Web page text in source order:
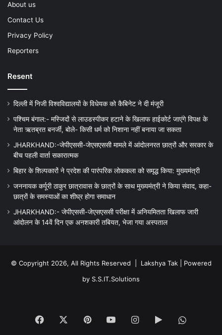
About us
Contact Us
Privacy Policy
Reporters
Resent
दिल्ली में निजी विश्वविद्यालयों के विधेयक को कैबिनेट ने दी मंजूरी
पश्चिम बंगाल:- मस्जिदों से लाउडस्पीकर हटाने के खिलाफ हाईकोर्ट जाएंगे विपक्ष के
नेता ऋतब्रत बनर्जी, बोले- किसी धर्म को निशाना नहीं बनाया जा सकता
JHARKHAND:-जेपीएससी-जेएसएससी मामले में आंदोलनरत छात्रों और सरकार के
बीच पहली वार्ता सकारात्मक
बिहार के शिल्पकारों ने प्रदेश की पारंपरिक लोककला को समृद्ध किया: मुख्यमंत्री
जननायक कर्पूरी ठाकुर छात्रावास के छात्रों के साथ मुख्यमंत्री ने किया संवाद, कहा-
छात्रों के समस्याओं का शीघ्र होगा समाधान
JHARKHAND:- जेपीएससी-जेएसएससी परीक्षा में अनियमितता खिलाफ जारी
आंदोलन के 14वें दिन एक अनशकारी तबियत, भेजा गया अस्पताल
© Copyright 2026, All Rights Reserved | Lakshya Tak| Powered
by S.S.IT.Solutions
Facebook PinterestYouTubeInstagram
Google